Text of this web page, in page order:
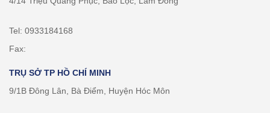
Tel: 0933184168
Fax:
TRỤ SỞ TP HỒ CHÍ MINH
9/1B Đông Lân, Bà Điểm, Huyện Hóc Môn